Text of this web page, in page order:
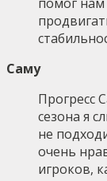
Саму
Прогресс
сезона я
не
очень
игроков,